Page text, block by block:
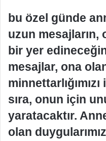
bu özel günde
uzun mesajların,
bir yer
mesajlar, ona
sıra, onun için
yaratacaktır.
olan